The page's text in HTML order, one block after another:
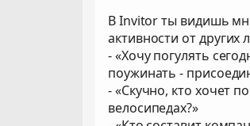
В Invitor ты видишь
активности от
- «Хочу погулять
поужинать -
- «Скучно, кто хочет
велосипедах?»